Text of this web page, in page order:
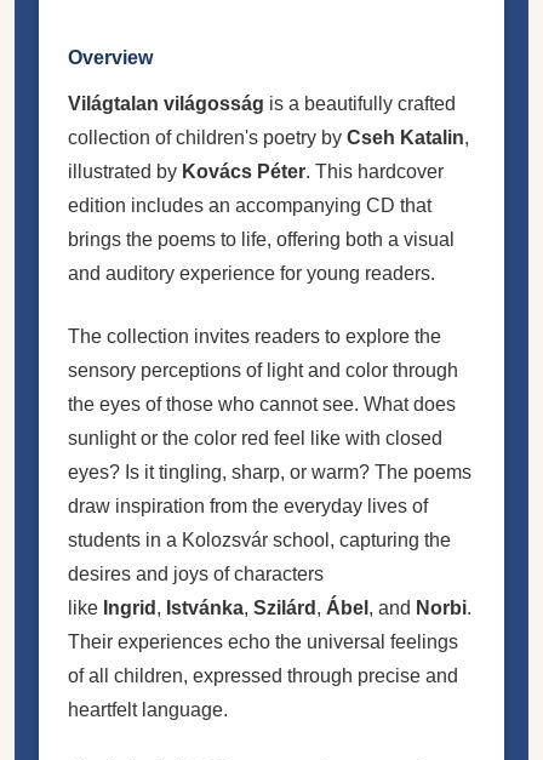
Overview
Világtalan világosság is a beautifully crafted
collection of children's poetry by Cseh Katalin,
illustrated by Kovács Péter. This hardcover
edition includes an accompanying CD that
brings the poems to life, offering both a visual
and auditory experience for young readers.
The collection invites readers to explore the
sensory perceptions of light and color through
the eyes of those who cannot see. What does
sunlight or the color red feel like with closed
eyes? Is it tingling, sharp, or warm? The poems
draw inspiration from the everyday lives of
students in a Kolozsvár school, capturing the
desires and joys of characters
like Ingrid , Istvánka, Szilárd , Ábel , and Norbi.
Their experiences echo the universal feelings
of all children, expressed through precise and
heartfelt language.